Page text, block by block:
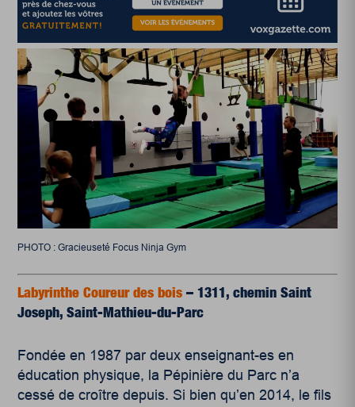
PHOTO : Gracieuseté Focus Ninja Gym
Labyrinthe Coureur des bois – 1311, chemin Saint
Joseph, Saint-Mathieu-du-Parc
Fondée en 1987 par deux enseignant-es en
éducation physique, la Pépinière du Parc n’a
cessé de croître depuis. Si bien qu’en 2014, le fils